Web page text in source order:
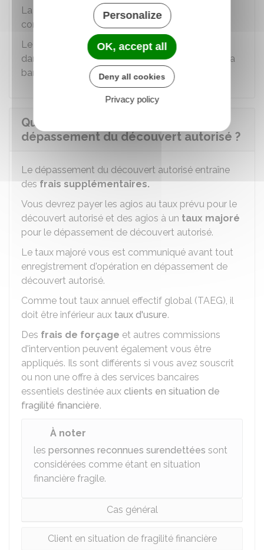
La banque doit indiquer sur chaque relevé de
compte mensuel le TAEG pratiqué.
Le montant total des agios prélevés doit figurer
dans le
récapitulatif des frais annuels
édité par la
banque en janvier.
Que se passe-t-il en cas de
dépassement du découvert autorisé ?
Le dépassement du découvert autorisé entraîne
des frais supplémentaires.
Vous devrez payer les agios au taux prévu pour le
découvert autorisé et des agios à un taux majoré
pour le dépassement de découvert autorisé.
Le taux majoré vous est communiqué avant tout
enregistrement d'opération en dépassement de
découvert autorisé.
Comme tout taux annuel effectif global (TAEG), il
doit être inférieur aux taux d'usure.
Des frais de forçage et autres commissions
d'intervention peuvent également vous être
appliqués. Ils sont différents si vous avez souscrit
ou non une offre à des services bancaires
essentiels destinée aux clients en situation de
fragilité financière.
À noter
les personnes reconnues surendettées sont
considérées comme étant en situation
financière fragile.
Cas général
Client en situation de fragilité financière
Personalize
OK, accept all
Deny all cookies
Privacy policy